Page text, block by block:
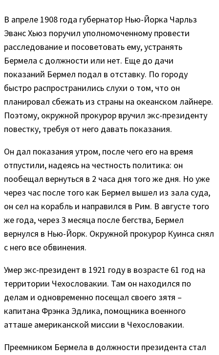
В апреле 1908 года губернатор Нью-Йорка Чарльз
Эванс Хьюз поручил уполномоченному провести
расследование и посоветовать ему, устранять
Бермела с должности или нет. Еще до дачи
показаний Бермел подал в отставку. По городу
быстро распространились слухи о том, что он
планировал сбежать из страны на океанском лайнере.
Поэтому, окружной прокурор вручил экс-президенту
повестку, требуя от него давать показания.
Он дал показания утром, после чего его на время
отпустили, надеясь на честность политика: он
пообещал вернуться в 2 часа дня того же дня. Но уже
через час после того как Бермел вышел из зала суда,
он сел на корабль и направился в Рим. В августе того
же года, через 3 месяца после бегства, Бермел
вернулся в Нью-Йорк. Окружной прокурор Куинса снял
с него все обвинения.
Умер экс-президент в 1921 году в возрасте 61 год на
территории Чехословакии. Там он находился по
делам и одновременно посещал своего зятя –
капитана Фрэнка Эдлика, помощника военного
атташе американской миссии в Чехословакии.
Преемником Бермела в должности президента стал